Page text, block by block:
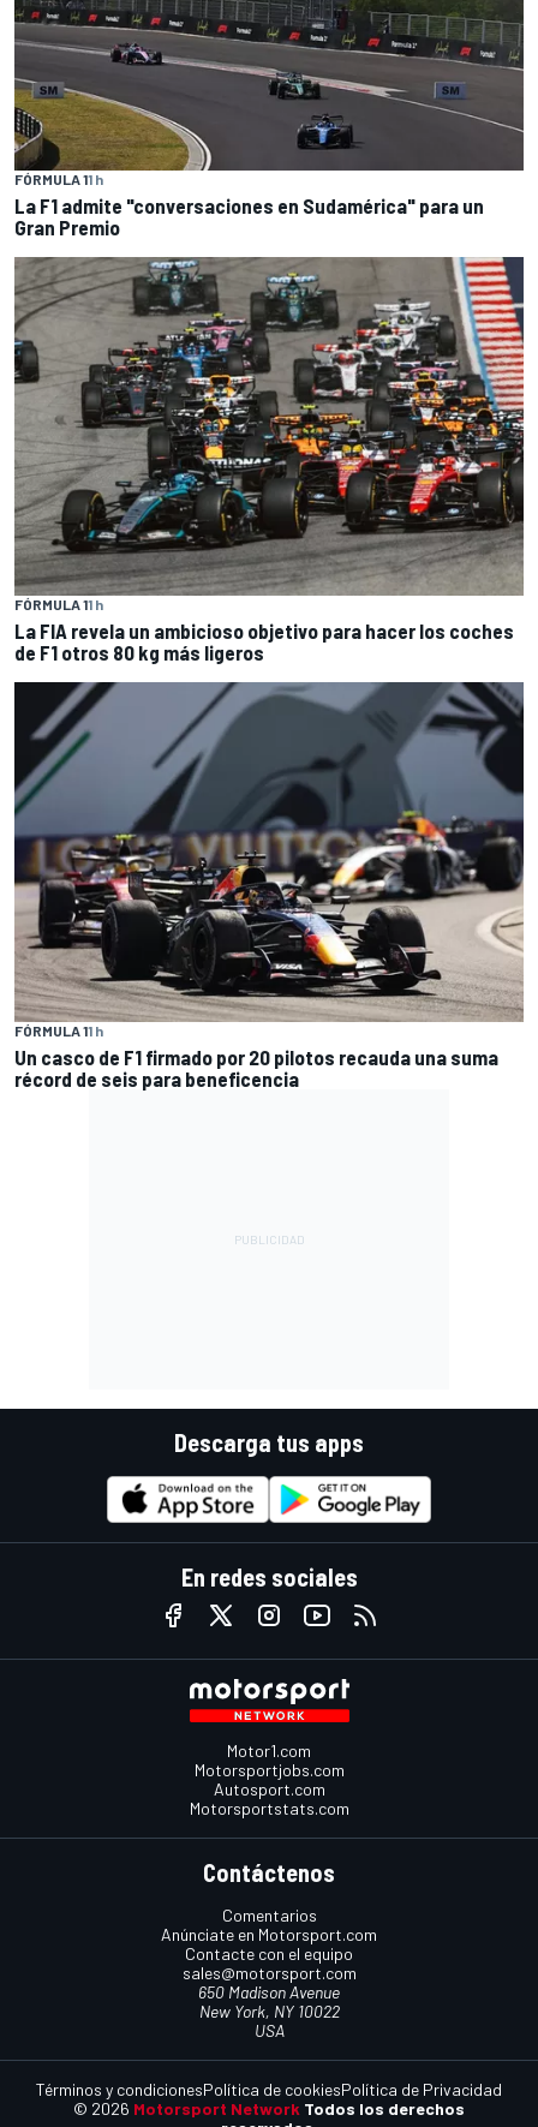
FÓRMULA 11 h
La F1 admite "conversaciones en Sudamérica" para un
Gran Premio
FÓRMULA 11 h
La FIA revela un ambicioso objetivo para hacer los coches
de F1 otros 80 kg más ligeros
FÓRMULA 11 h
Un casco de F1 firmado por 20 pilotos recauda una suma
récord de seis para beneficencia
Descarga tus apps
En redes sociales
Motor1.com
Motorsportjobs.com
Autosport.com
Motorsportstats.com
Contáctenos
Comentarios
Anúnciate en Motorsport.com
Contacte con el equipo
sales@motorsport.com
650 Madison Avenue
New York, NY 10022
USA
© 2026 Motorsport Network Todos los derechos
Términos y condicionesPolítica de cookiesPolítica de Privacidad